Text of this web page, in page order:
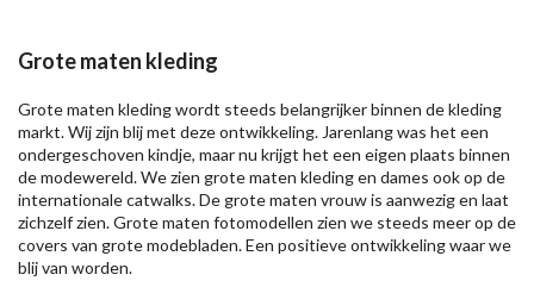
Grote maten kleding
Grote maten kleding wordt steeds belangrijker binnen de kleding
markt. Wij zijn blij met deze ontwikkeling. Jarenlang was het een
ondergeschoven kindje, maar nu krijgt het een eigen plaats binnen
de modewereld. We zien grote maten kleding en dames ook op de
internationale catwalks. De grote maten vrouw is aanwezig en laat
zichzelf zien. Grote maten fotomodellen zien we steeds meer op de
covers van grote modebladen. Een positieve ontwikkeling waar we
blij van worden.